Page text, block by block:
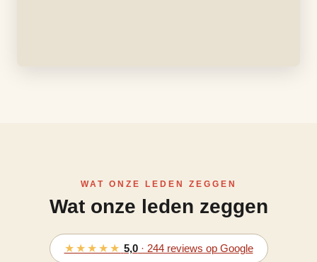
WAT ONZE LEDEN ZEGGEN
Wat onze leden zeggen
★★★★★ 5,0· 244 reviews op Google